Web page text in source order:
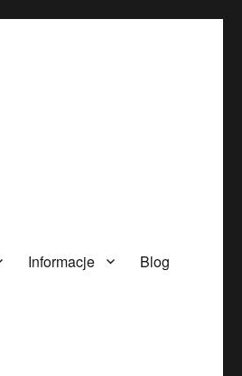
Informacje Blog